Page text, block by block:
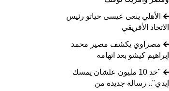
الأهلي ينعى عيسى حياتو رئيس
الاتحاد الأفريقي
مصراوي يكشف مصير محمد
إبراهيم كيشو بعد اتهامه
"خد 10 مليون علشان يمسك
إيدي".. رسالة جديدة من